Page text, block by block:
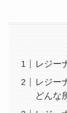
レジー
レジー
どんな